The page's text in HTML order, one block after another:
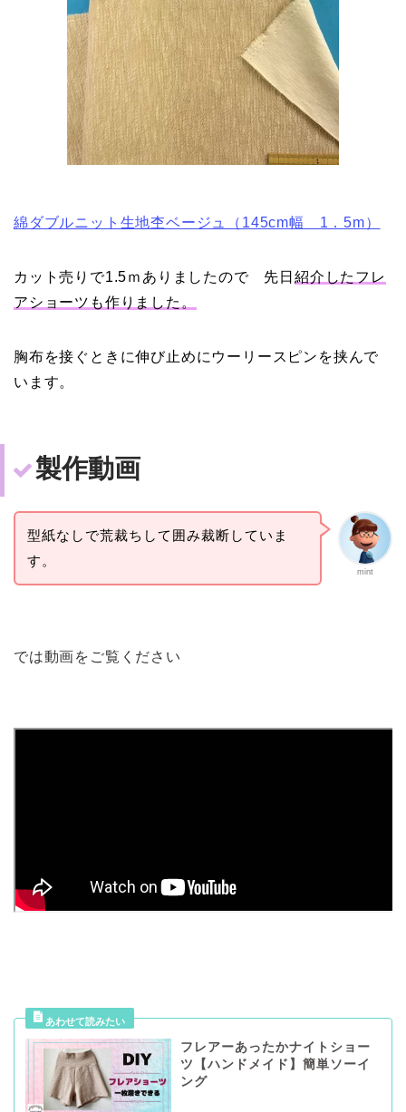
綿ダブルニット生地杢ベージュ（145cm幅 1．5m）
カット売りで1.5ｍありましたので 先日 紹介したフレ
アショーツも作りました。
胸布を接ぐときに伸び止めにウーリースピンを挟んで
います。
製作動画
mint
型紙なしで荒裁ちして囲み裁断していま
す。
では動画をご覧ください
フレアーあったかナイトショー
ツ【ハンドメイド】簡単ソーイ
ング